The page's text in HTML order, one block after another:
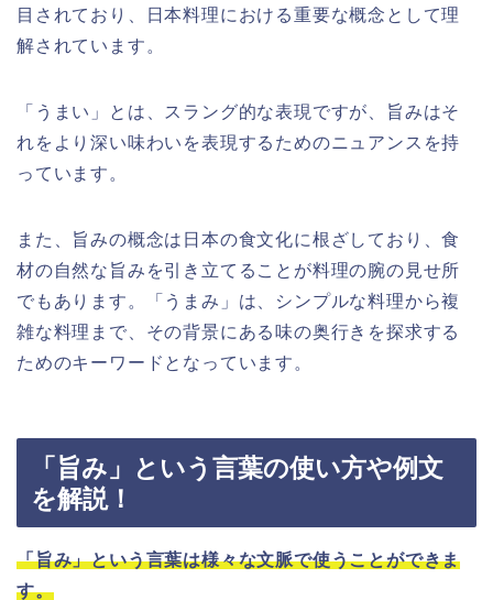
目されており、日本料理における重要な概念として理
解されています。
「うまい」とは、スラング的な表現ですが、旨みはそ
れをより深い味わいを表現するためのニュアンスを持
っています。
また、旨みの概念は日本の食文化に根ざしており、食
材の自然な旨みを引き立てることが料理の腕の見せ所
でもあります。「うまみ」は、シンプルな料理から複
雑な料理まで、その背景にある味の奥行きを探求する
ためのキーワードとなっています。
「旨み」という言葉の使い方や例文
を解説！
「旨み」という言葉は様々な文脈で使うことができま
す。